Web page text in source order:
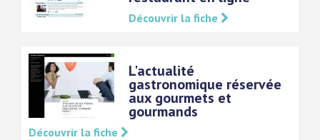
Découvrir la fiche
L'actualité
gastronomique réservée
aux gourmets et
gourmands
Découvrir la fiche